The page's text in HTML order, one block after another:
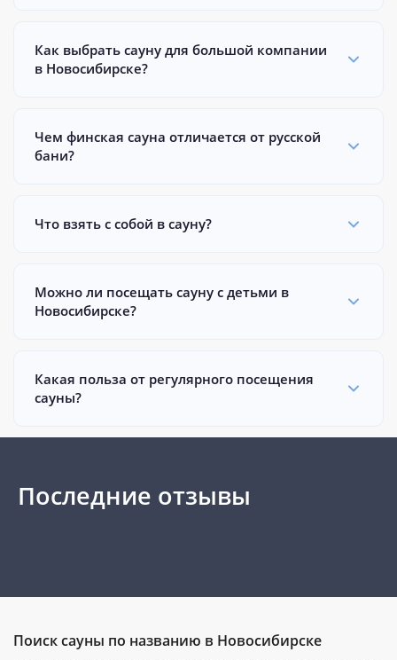
Как выбрать сауну для большой компании
в Новосибирске?
Чем финская сауна отличается от русской
бани?
Что взять с собой в сауну?
Можно ли посещать сауну с детьми в
Новосибирске?
Какая польза от регулярного посещения
сауны?
Последние отзывы
Поиск сауны по названию в Новосибирске